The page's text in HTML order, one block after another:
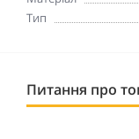
Тип
Питання про